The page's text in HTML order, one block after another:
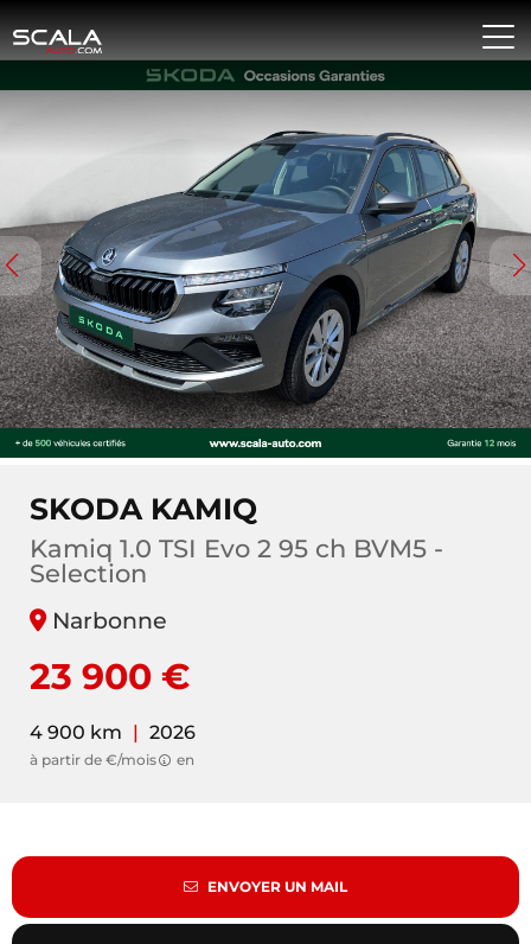
SKODA KAMIQ
Kamiq 1.0 TSI Evo 2 95 ch BVM5 -
Selection
Narbonne
23 900 €
4 900 km | 2026
à partir de €/mois en
ENVOYER UN MAIL